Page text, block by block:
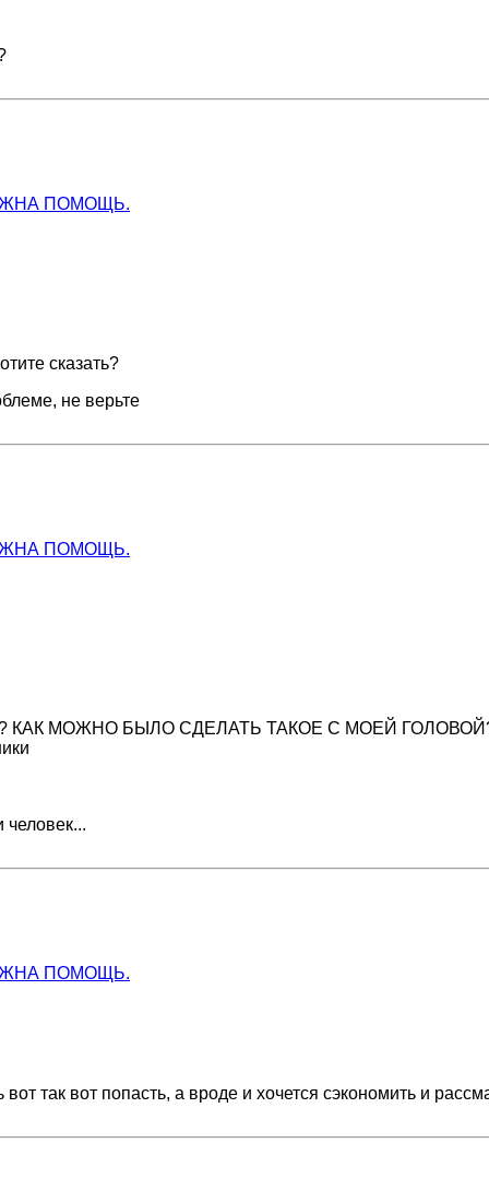
ПОМОЩЬ.
сказать?
не верьте
ПОМОЩЬ.
КАК МОЖНО БЫЛО СДЕЛАТЬ ТАКОЕ С МОЕЙ
человек...
ПОМОЩЬ.
так вот попасть, а вроде и хочется сэкономить и